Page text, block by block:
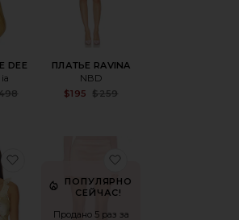
DEE
Sale price:
ПЛАТЬЕ RAVINA
NBD
$195
$259
SIRAN
избранноеТОП ALICE
ПОПУЛЯРНО
СЕЙЧАС!
Продано 5 раз за